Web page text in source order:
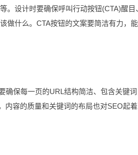
设计时要确保呼叫行动按钮(CTA)醒目
做什么。CTA按钮的文案要简洁有力，
保每一页的URL结构简洁、包含关键词
内容的质量和关键词的布局也对SEO起